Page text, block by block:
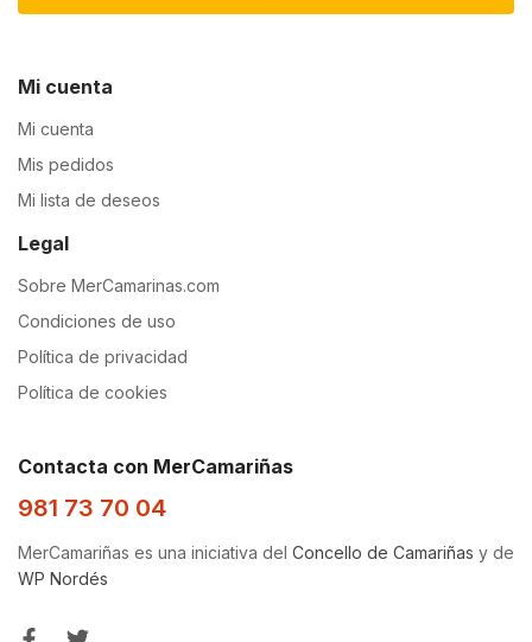
Mi cuenta
Mi cuenta
Mis pedidos
Mi lista de deseos
Legal
Sobre MerCamarinas.com
Condiciones de uso
Política de privacidad
Política de cookies
Contacta con MerCamariñas
981 73 70 04
MerCamariñas es una iniciativa del Concello de Camariñas y de
WP Nordés